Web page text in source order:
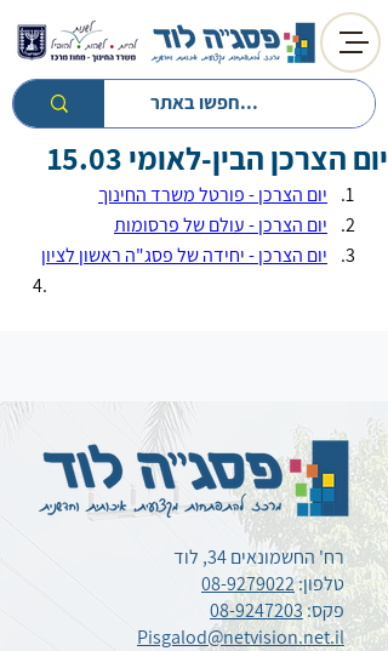
חזרה למעגל השנה
חזרה לטיפים
יום הצרכן הבין-לאומי 15.03
יום הצרכן - פורטל משרד החינוך
יום הצרכן - עולם של פרסומות
יום הצרכן - יחידה של פסג"ה ראשון לציון
רח' החשמונאים 34, לוד
טלפון:08-9279022
פקס:08-9247203
Pisgalod@netvision.net.il